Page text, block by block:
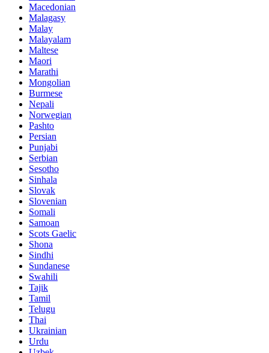
Macedonian
Malagasy
Malay
Malayalam
Maltese
Maori
Marathi
Mongolian
Burmese
Nepali
Norwegian
Pashto
Persian
Punjabi
Serbian
Sesotho
Sinhala
Slovak
Slovenian
Somali
Samoan
Scots Gaelic
Shona
Sindhi
Sundanese
Swahili
Tajik
Tamil
Telugu
Thai
Ukrainian
Urdu